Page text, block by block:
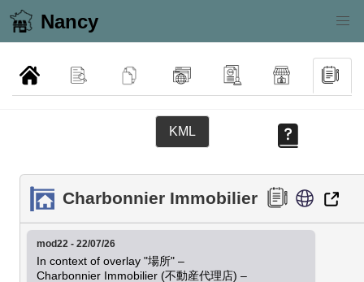
Nancy
KML
Charbonnier Immobilier
mod22 - 22/07/26
In context of overlay "場所" –